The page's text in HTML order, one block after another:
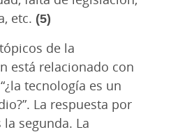
etc. (5)
de la
está relacionado con
tecnología es un
La respuesta por
segunda. La